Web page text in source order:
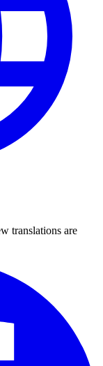
translations are